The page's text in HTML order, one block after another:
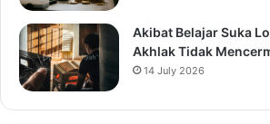
Akibat Belajar Suka
Akhlak Tidak
14 July 2026